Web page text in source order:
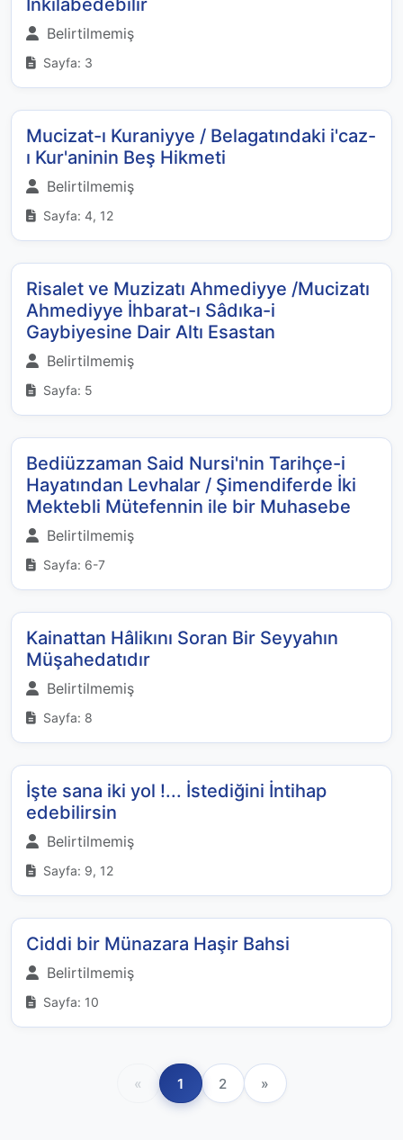
İnkilabedebilir
Belirtilmemiş
Sayfa: 3
Mucizat-ı Kuraniyye / Belagatındaki i'caz-
ı Kur'aninin Beş Hikmeti
Belirtilmemiş
Sayfa: 4, 12
Risalet ve Muzizatı Ahmediyye /Mucizatı
Ahmediyye İhbarat-ı Sâdıka-i
Gaybiyesine Dair Altı Esastan
Belirtilmemiş
Sayfa: 5
Bediüzzaman Said Nursi'nin Tarihçe-i
Hayatından Levhalar / Şimendiferde İki
Mektebli Mütefennin ile bir Muhasebe
Belirtilmemiş
Sayfa: 6-7
Kainattan Hâlikını Soran Bir Seyyahın
Müşahedatıdır
Belirtilmemiş
Sayfa: 8
İşte sana iki yol !... İstediğini İntihap
edebilirsin
Belirtilmemiş
Sayfa: 9, 12
Ciddi bir Münazara Haşir Bahsi
Belirtilmemiş
Sayfa: 10
« 1 2 »